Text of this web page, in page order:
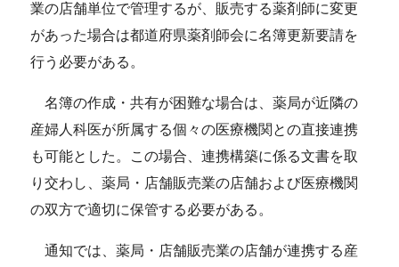
業の店舗単位で管理するが、販売する薬剤師に変更
があった場合は都道府県薬剤師会に名簿更新要請を
行う必要がある。
名簿の作成・共有が困難な場合は、薬局が近隣の
産婦人科医が所属する個々の医療機関との直接連携
も可能とした。この場合、連携構築に係る文書を取
り交わし、薬局・店舗販売業の店舗および医療機関
の双方で適切に保管する必要がある。
通知では、薬局・店舗販売業の店舗が連携する産